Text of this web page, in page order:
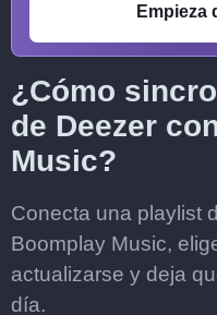
Empieza
¿Cómo
de Deezer
Music?
Conecta una playlist
Boomplay Music,
actualizarse y deja
día.